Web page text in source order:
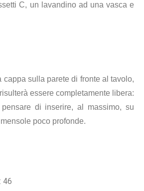
C, un lavandino ad una vasca e
cappa sulla parete di fronte al tavolo,
essere completamente libera:
di inserire, al massimo, su
poco profonde.
46